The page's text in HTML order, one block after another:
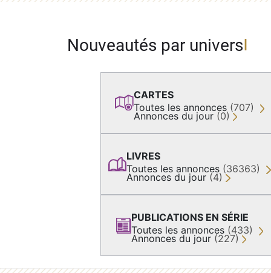
Nouveautés par univers
CARTES
Toutes les annonces (707)
Annonces du jour (0)
LIVRES
Toutes les annonces (36363)
Annonces du jour (4)
PUBLICATIONS EN SÉRIE
Toutes les annonces (433)
Annonces du jour (227)